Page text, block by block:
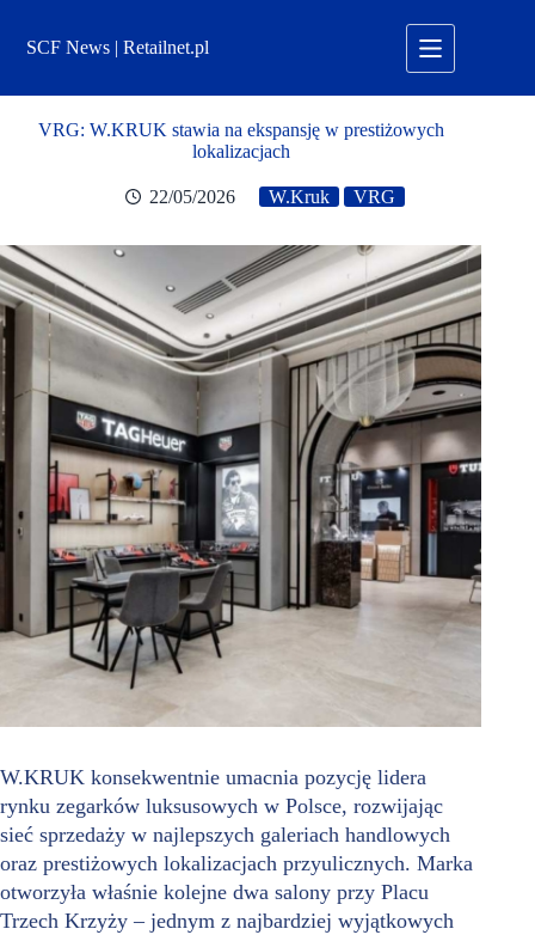
treściSCF News | Retailnet.pl
VRG: W.KRUK stawia na ekspansję w prestiżowych
lokalizacjach
22/05/2026 W.Kruk VRG
W.KRUK konsekwentnie umacnia pozycję lidera
rynku zegarków luksusowych w Polsce, rozwijając
sieć sprzedaży w najlepszych galeriach handlowych
oraz prestiżowych lokalizacjach przyulicznych. Marka
otworzyła właśnie kolejne dwa salony przy Placu
Trzech Krzyży – jednym z najbardziej wyjątkowych